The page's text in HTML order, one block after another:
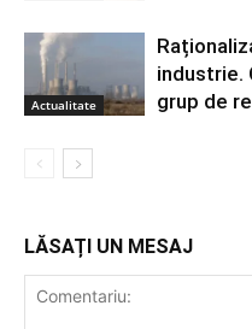
Actualitate
industrie.
grup de
LĂSAȚI UN MESAJ